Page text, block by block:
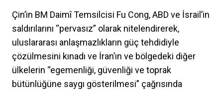
Çin’in BM Daimî Temsilcisi Fu Cong, ABD ve İsrail’in
saldırılarını “pervasız” olarak nitelendirerek,
uluslararası anlaşmazlıkların güç tehdidiyle
çözülmesini kınadı ve İran’ın ve bölgedeki diğer
ülkelerin “egemenliği, güvenliği ve toprak
bütünlüğüne saygı gösterilmesi” çağrısında